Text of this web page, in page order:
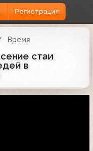
Регистрация
Время
стаи
в